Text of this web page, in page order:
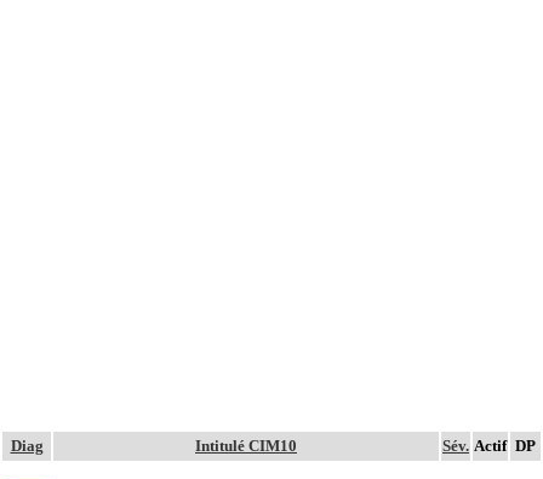
Diag Intitulé CIM10 Sév. Actif DP